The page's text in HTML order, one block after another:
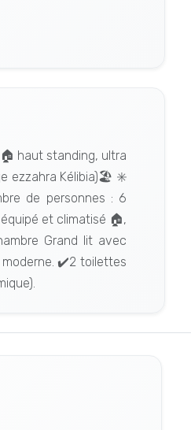
haut standing, ultra
ezzahra Kélibia)🏖️ ✳️
de personnes : 6
et climatisé 🏠,
Grand lit avec
moderne. ⁦✔️2 toilettes